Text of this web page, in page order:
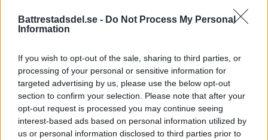
Battrestadsdel.se - Do Not Process My Personal
Information
If you wish to opt-out of the sale, sharing to third parties, or
processing of your personal or sensitive information for
targeted advertising by us, please use the below opt-out
section to confirm your selection. Please note that after your
opt-out request is processed you may continue seeing
interest-based ads based on personal information utilized by
us or personal information disclosed to third parties prior to